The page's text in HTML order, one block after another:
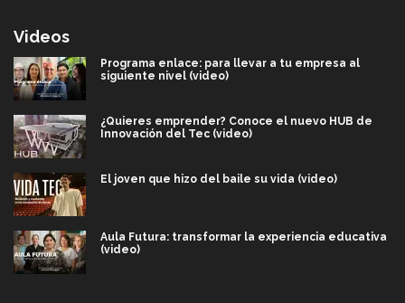
Videos
Programa enlace: para llevar a tu empresa al
siguiente nivel (video)
¿Quieres emprender? Conoce el nuevo HUB de
Innovación del Tec (video)
El joven que hizo del baile su vida (video)
Aula Futura: transformar la experiencia educativa
(video)